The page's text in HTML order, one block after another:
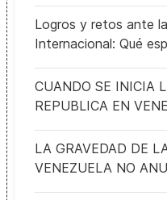
Logros y retos ante
Internacional: Qué
CUANDO SE INICIA
REPUBLICA EN
LA GRAVEDAD DE
VENEZUELA NO